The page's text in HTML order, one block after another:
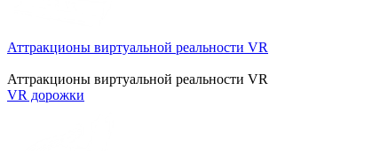
Аттракционы виртуальной реальности VR
Аттракционы виртуальной реальности VR
VR дорожки